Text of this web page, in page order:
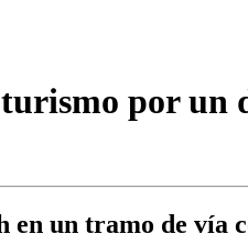
por un
un tramo de vía